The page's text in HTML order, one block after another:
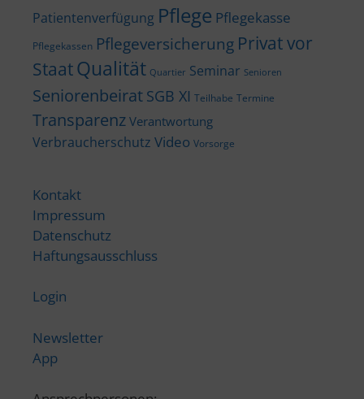
Patientenverfügung Pflege Pflegekasse
Pflegekassen Pflegeversicherung Privat vor
StaatQualität Quartier Seminar Senioren
Seniorenbeirat SGB XI Teilhabe Termine
Transparenz Verantwortung
Verbraucherschutz Video Vorsorge
Kontakt
Impressum
Datenschutz
Haftungsausschluss
Login
Newsletter
App